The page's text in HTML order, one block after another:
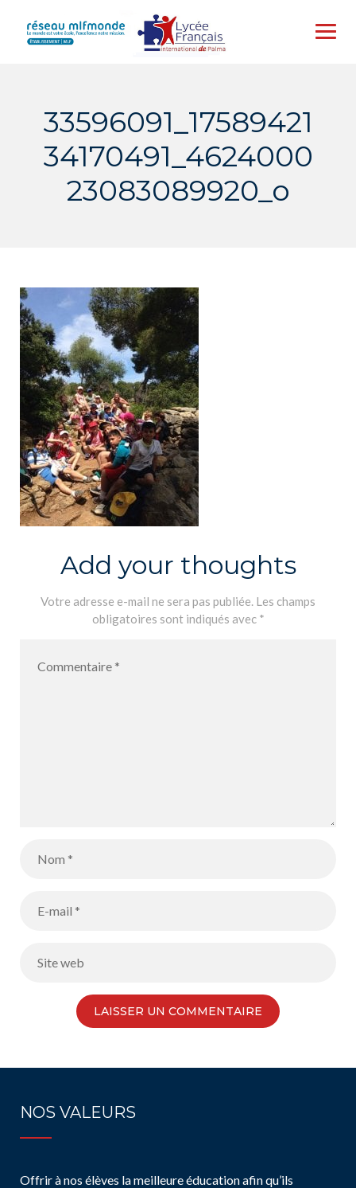
content
33596091_17589421
34170491_4624000
23083089920_o
Add your thoughts
Votre adresse e-mail ne sera pas publiée. Les champs
obligatoires sont indiqués avec *
NOS VALEURS
Offrir à nos élèves la meilleure éducation afin qu’ils